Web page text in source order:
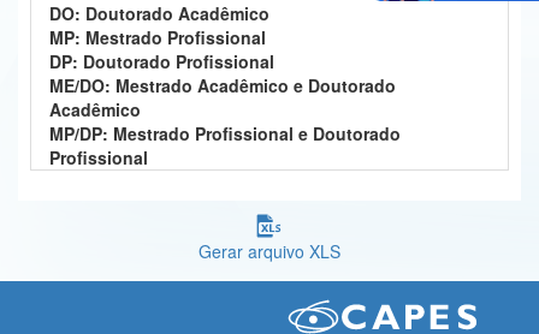
Controladoria-Geral da União
Ministério da Mulher, da Família e dos Direitos Humanos
Secretaria-Geral
Secretaria de Governo
DO: Doutorado Acadêmico
MP: Mestrado Profissional
DP: Doutorado Profissional
ME/DO: Mestrado Acadêmico e Doutorado
Acadêmico
MP/DP: Mestrado Profissional e Doutorado
Profissional
Gerar arquivo XLS